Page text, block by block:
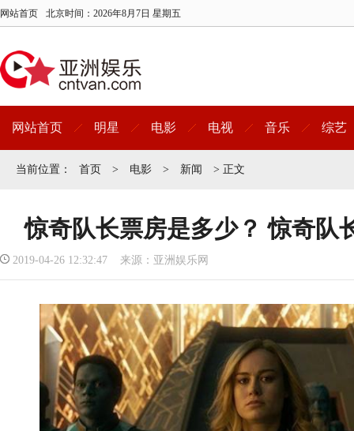
网站首页 北京时间： 2026年8月7日 星期五
网站首页 明星 电影 电视 音乐 综艺
当前位置： 首页 > 电影 > 新闻 > 正文
惊奇队长票房是多少？ 惊奇队
2019-04-26 12:32:47 来源：亚洲娱乐网